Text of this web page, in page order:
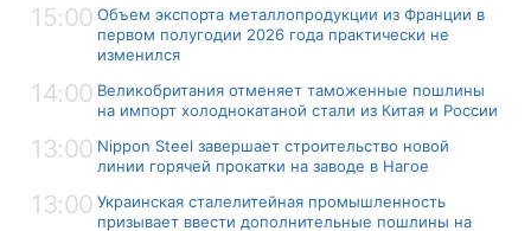
15:00 Объем экспорта металлопродукции из Франции в
первом полугодии 2026 года практически не
изменился
14:00 Великобритания отменяет таможенные пошлины
на импорт холоднокатаной стали из Китая и России
13:00 Nippon Steel завершает строительство новой
линии горячей прокатки на заводе в Нагое
13:00 Украинская сталелитейная промышленность
призывает ввести дополнительные пошлины на